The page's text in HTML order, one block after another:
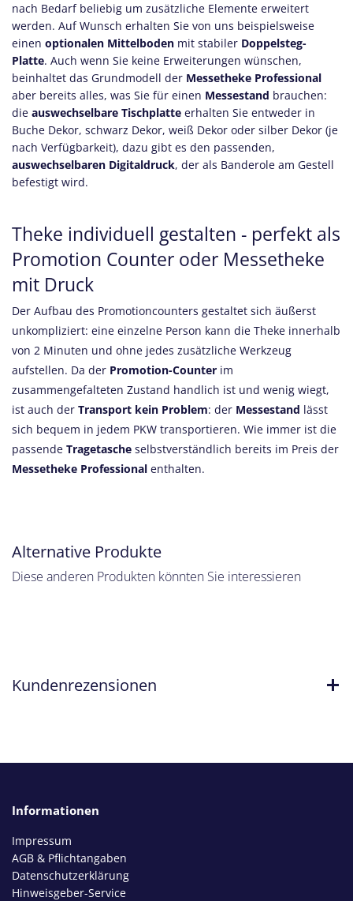
nach Bedarf beliebig um zusätzliche Elemente erweitert
werden. Auf Wunsch erhalten Sie von uns beispielsweise
einen optionalen Mittelboden mit stabiler Doppelsteg-
Platte. Auch wenn Sie keine Erweiterungen wünschen,
beinhaltet das Grundmodell der Messetheke Professional
aber bereits alles, was Sie für einen Messestand brauchen:
die auswechselbare Tischplatte erhalten Sie entweder in
Buche Dekor, schwarz Dekor, weiß Dekor oder silber Dekor (je
nach Verfügbarkeit), dazu gibt es den passenden,
auswechselbaren Digitaldruck, der als Banderole am Gestell
befestigt wird.
Theke individuell gestalten - perfekt als
Promotion Counter oder Messetheke
mit Druck
Der Aufbau des Promotioncounters gestaltet sich äußerst
unkompliziert: eine einzelne Person kann die Theke innerhalb
von 2 Minuten und ohne jedes zusätzliche Werkzeug
aufstellen. Da der Promotion-Counter im
zusammengefalteten Zustand handlich ist und wenig wiegt,
ist auch der Transport kein Problem: der Messestand lässt
sich bequem in jedem PKW transportieren. Wie immer ist die
passende Tragetasche selbstverständlich bereits im Preis der
Messetheke Professional enthalten.
Alternative Produkte
Diese anderen Produkten könnten Sie interessieren
Kundenrezensionen
Informationen
Impressum
AGB & Pflichtangaben
Datenschutzerklärung
Hinweisgeber-Service